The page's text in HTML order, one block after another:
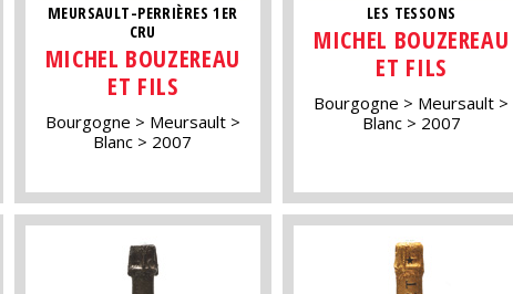
MEURSAULT-PERRIÈRES 1ER
CRU
MICHEL BOUZEREAU
ET FILS
Bourgogne
Meursault
Blanc
2007
LES TESSONS
MICHEL BOUZEREAU
ET FILS
Bourgogne
Meursault
Blanc
2007